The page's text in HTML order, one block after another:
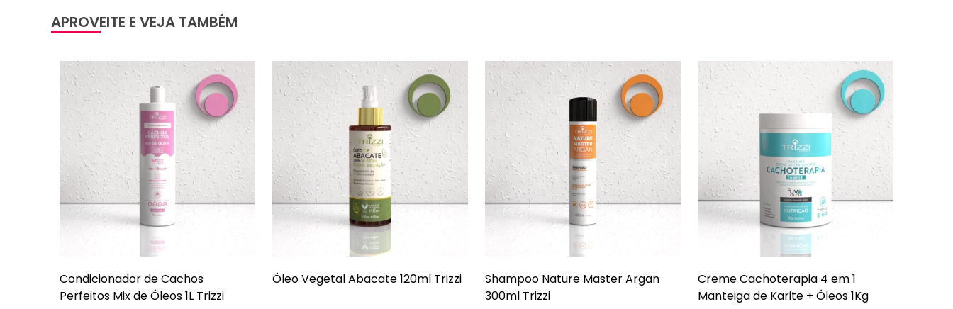
APROVEITE E VEJA TAMBÉM
Condicionador de Cachos
Perfeitos Mix de Óleos 1L Trizzi
Óleo Vegetal Abacate 120ml Trizzi
Shampoo Nature Master Argan
300ml Trizzi
Creme Cachoterapia 4 em 1
Manteiga de Karite + Óleos 1Kg